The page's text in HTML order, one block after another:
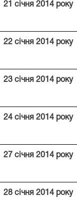
21 січня 201 4року
22січня 201 4року
23січня 201 4року
24січня 201 4року
27 січня 201 4року
28січня 201 4року